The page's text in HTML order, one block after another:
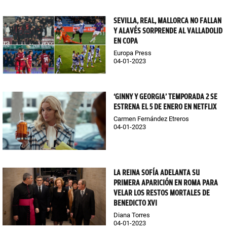
SEVILLA, REAL, MALLORCA NO FALLAN
Y ALAVÉS SORPRENDE AL VALLADOLID
EN COPA
Europa Press
04-01-2023
‘GINNY Y GEORGIA’ TEMPORADA 2 SE
ESTRENA EL 5 DE ENERO EN NETFLIX
Carmen Fernández Etreros
04-01-2023
LA REINA SOFÍA ADELANTA SU
PRIMERA APARICIÓN EN ROMA PARA
VELAR LOS RESTOS MORTALES DE
BENEDICTO XVI
Diana Torres
04-01-2023